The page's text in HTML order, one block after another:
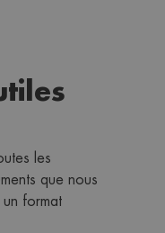
les
que nous
format